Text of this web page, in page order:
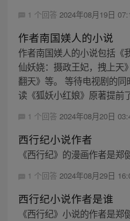
1 个回答 2024年08月19日
作者南国媄人的小说
作者南国媄人的小说包括《
仙妖娆：摄政王妃，拽上天
翻天》等。 等待电视剧的
读《狐妖小红娘》原著提前
1 个回答 2024年08月20日
西行纪小说作者
《西行纪》的漫画作者是郑
1 个回答 2024年08月29日
西行纪小说作者是谁
《西行纪》小说的作者是郑